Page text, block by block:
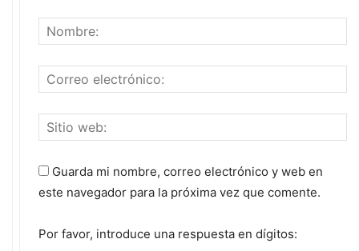
Guarda mi nombre, correo electrónico y web en
este navegador para la próxima vez que comente.
Por favor, introduce una respuesta en dígitos: